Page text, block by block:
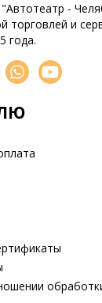
-
торговлей и
года.